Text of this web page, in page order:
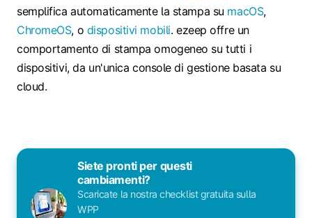
semplifica automaticamente la stampa su macOS,
ChromeOS, o dispositivi mobili. ezeep offre un
comportamento di stampa omogeneo su tutti i
dispositivi, da un'unica console di gestione basata su
cloud.
Siete pronti per questi
cambiamenti?
Scaricate la nostra checklist gratuita sulla
WPP